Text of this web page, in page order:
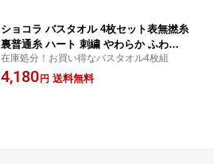
ショコラ バスタオル 4枚セット表無撚糸
裏普通糸 ハート 刺繍 やわらか ふわふ
わ 4枚組中国産 サイズ約60×118cmタオ
ルの萩原
在庫処分！お買い得なバスタオル4枚組
4,180 円 送料無料